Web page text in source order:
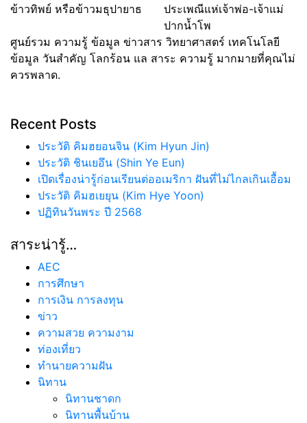
ข้าวทิพย์ หรือข้าวมธุปายาธ
ประเพณีแห่เจ้าพ่อ-เจ้าแม่
ปากน้ำโพ
ศูนย์รวม ความรู้ ข้อมูล ข่าวสาร วิทยาศาสตร์ เทคโนโลยี
ข้อมูล วันสำคัญ โลกร้อน แล สาระ ความรู้ มากมายที่คุณไม่
ควรพลาด.
Recent Posts
ประวัติ คิมฮยอนจิน (Kim Hyun Jin)
ประวัติ ชินเยอึน (Shin Ye Eun)
เปิดเรื่องน่ารู้ก่อนเรียนต่ออเมริกา ฝันที่ไม่ไกลเกินเอื้อม
ประวัติ คิมฮเยยุน (Kim Hye Yoon)
ปฏิทินวันพระ ปี 2568
สาระน่ารู้…
AEC
การศึกษา
การเงิน การลงทุน
ข่าว
ความสวย ความงาม
ท่องเที่ยว
ทํานายความฝัน
นิทาน
นิทานชาดก
นิทานพื้นบ้าน